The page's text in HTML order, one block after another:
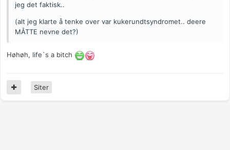
jeg det faktisk..
(alt jeg klarte å tenke over var kukerundtsyndromet.. deere
MÅTTE nevne det?)
Høhøh, life`s a bitch
Siter